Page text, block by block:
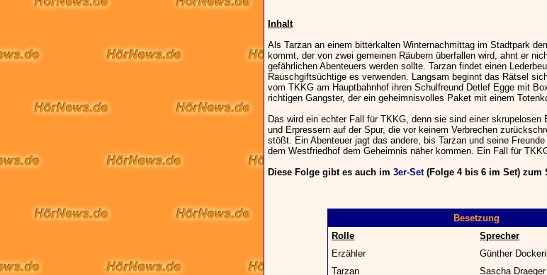
Inhalt
Als Tarzan an einem bitterkalten Winternachmittag im Stadtpark
kommt, der von zwei gemeinen Räubern überfallen wird, ahnt er
gefährlichen Abenteuers werden sollte. Tarzan findet einen
Rauschgiftsüchtige es verwenden. Langsam beginnt das Rätsel
vom TKKG am Hauptbahnhof ihren Schulfreund Detlef Egge mit
richtigen Gangster, der ein geheimnisvolles Paket mit einem
Das wird ein echter Fall für TKKG, denn sie sind einer skrupelosen
und Erpressern auf der Spur, die vor keinem Verbrechen
stößt. Ein Abenteuer jagt das andere, bis Tarzan und seine
dem Westfriedhof dem Geheimnis näher kommen. Ein Fall für
Diese Folge gibt es auch im 3er-Set(Folge 4 bis 6 im Set) zum
Besetzung
Rolle
Sprecher
Erzähler
Günther
Tarzan
Sascha Draeger